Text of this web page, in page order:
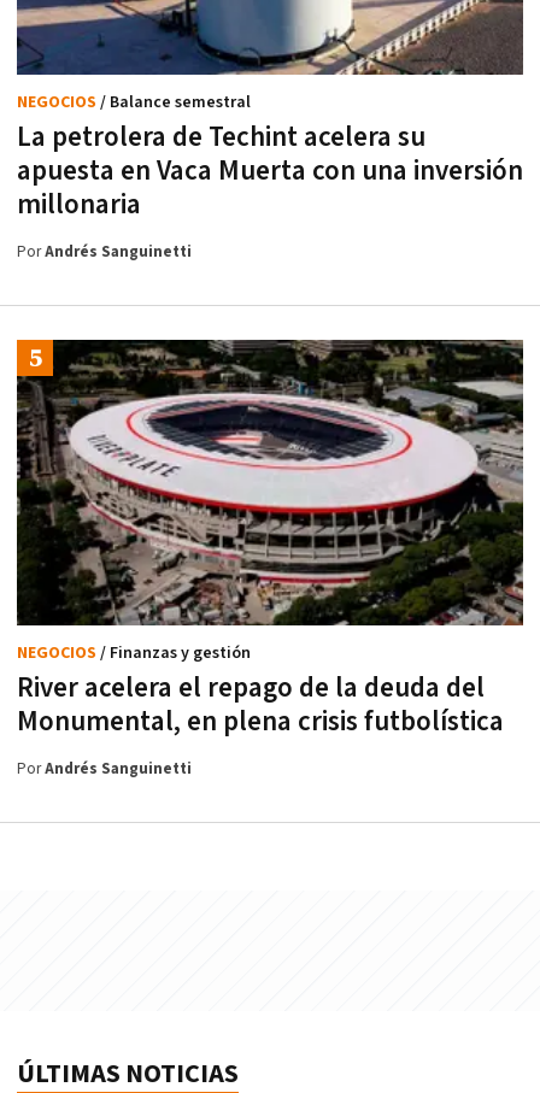
La petrolera de Techint acelera su
apuesta en Vaca Muerta con una inversión
millonaria
NEGOCIOS / Balance semestral
PorAndrés Sanguinetti
River acelera el repago de la deuda del
Monumental, en plena crisis futbolística
NEGOCIOS / Finanzas y gestión
PorAndrés Sanguinetti
ÚLTIMAS NOTICIAS